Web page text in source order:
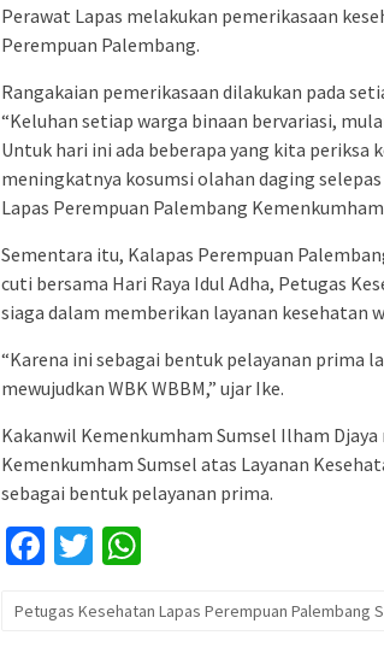
Perawat Lapas melakukan pemerikasaan
Perempuan Palembang.
Rangakaian pemerikasaan dilakukan pada
“Keluhan setiap warga binaan bervariasi,
Untuk hari ini ada beberapa yang kita periksa
meningkatnya kosumsi olahan daging
Lapas Perempuan Palembang
Sementara itu, Kalapas Perempuan
cuti bersama Hari Raya Idul Adha, Petugas
siaga dalam memberikan layanan kesehatan
“Karena ini sebagai bentuk pelayanan prima
mewujudkan WBK WBBM,” ujar Ike.
Kakanwil Kemenkumham Sumsel Ilham
Kemenkumham Sumsel atas Layanan
sebagai bentuk pelayanan prima.
Facebook
Twitter
Petugas Kesehatan Lapas Perempuan Palembang